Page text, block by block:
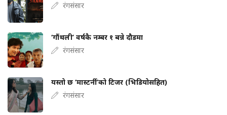
रंगसंसार
‘गौंथली’ वर्षकै नम्बर १ बन्ने दौडमा
रंगसंसार
यस्तो छ ‘मास्टर्नी’को टिजर (भिडियोसहित)
रंगसंसार